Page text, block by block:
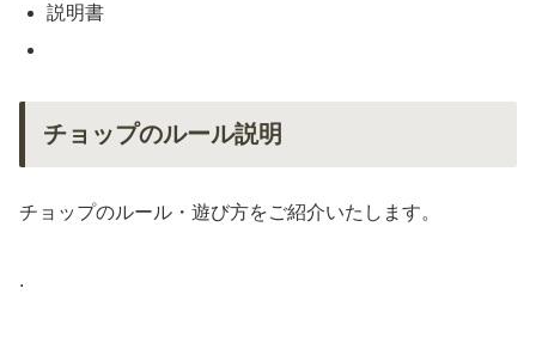
説明書
チョップのルール説明
チョップのルール・遊び方をご紹介いたします。
.